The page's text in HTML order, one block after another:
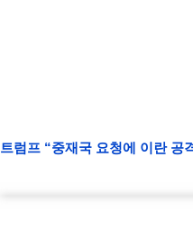
트럼프 “중재국 요청에 이란